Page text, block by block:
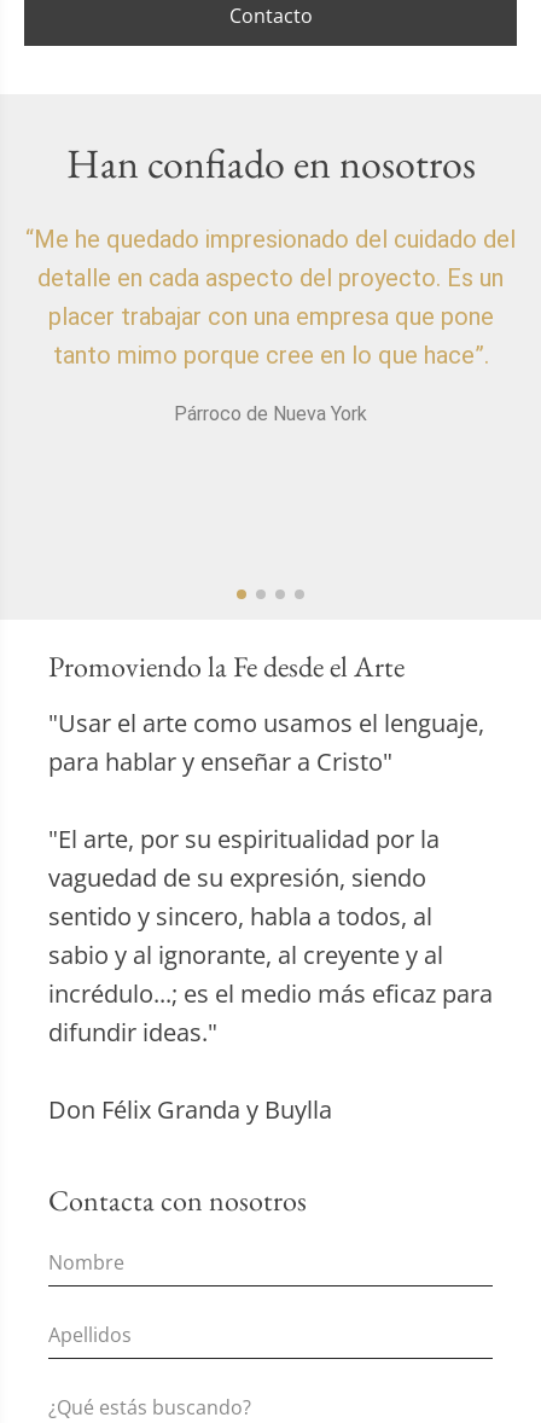
Contacto
Han confiado en nosotros
“Me he quedado impresionado del cuidado del
detalle en cada aspecto del proyecto. Es un
placer trabajar con una empresa que pone
tanto mimo porque cree en lo que hace”.
Párroco de Nueva York
Promoviendo la Fe desde el Arte
"Usar el arte como usamos el lenguaje,
para hablar y enseñar a Cristo"
"El arte, por su espiritualidad por la
vaguedad de su expresión, siendo
sentido y sincero, habla a todos, al
sabio y al ignorante, al creyente y al
incrédulo...; es el medio más eficaz para
difundir ideas."
Don Félix Granda y Buylla
Contacta con nosotros